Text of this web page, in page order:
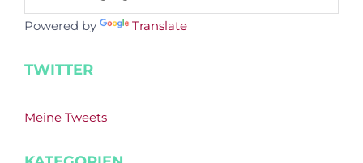
Powered by Translate
TWITTER
Meine Tweets